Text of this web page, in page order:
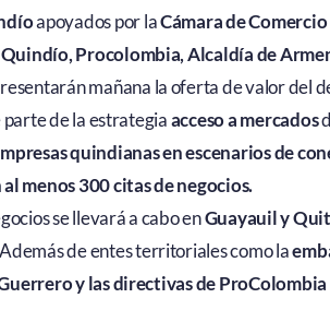
apoyados por laCámara de
Procolombia, Alcaldía de
mañana la oferta de valor del
de la estrategiaacceso a mercados
quindianas en escenarios de
menos 300 citas de negocios.
se llevará a cabo enGuayauil y
Además de entes territoriales como la
y las directivas de ProColombia